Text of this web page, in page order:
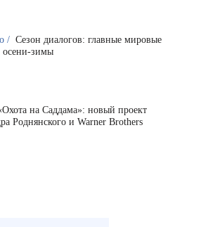
/ Сезон диалогов: главные мировые
осени-зимы
на Саддама»: новый проект
Роднянского и Warner Brothers